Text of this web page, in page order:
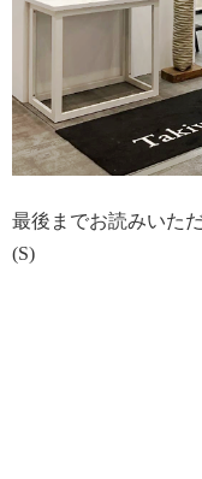
最後までお読みいた
(S)